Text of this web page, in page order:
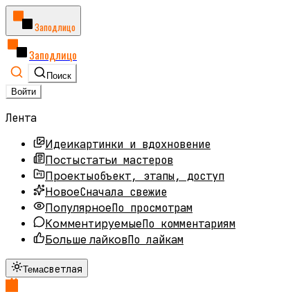
Заподлицо
Заподлицо
Поиск
Войти
Лента
Идеикартинки и вдохновение
Постыстатьи мастеров
Проектыобъект, этапы, доступ
НовоеСначала свежие
ПопулярноеПо просмотрам
КомментируемыеПо комментариям
Больше лайковПо лайкам
Темасветлая